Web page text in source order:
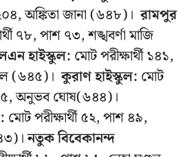
অঙ্কিতা জানা (৬৪৮)।রামপুর
৭৮, পাশ ৭৩, শঙ্খবর্ণা মাজি
হাইস্কুল: মোট পরীক্ষার্থী ১৪১,
(৬৪৫)।কুরাণ হাইস্কুল: মোট
৩৫, অনুভব ঘোষ(৬৪৪)।
মোট পরীক্ষার্থী ৫২, পাশ ৪৯,
নতুক বিবেকানন্দ